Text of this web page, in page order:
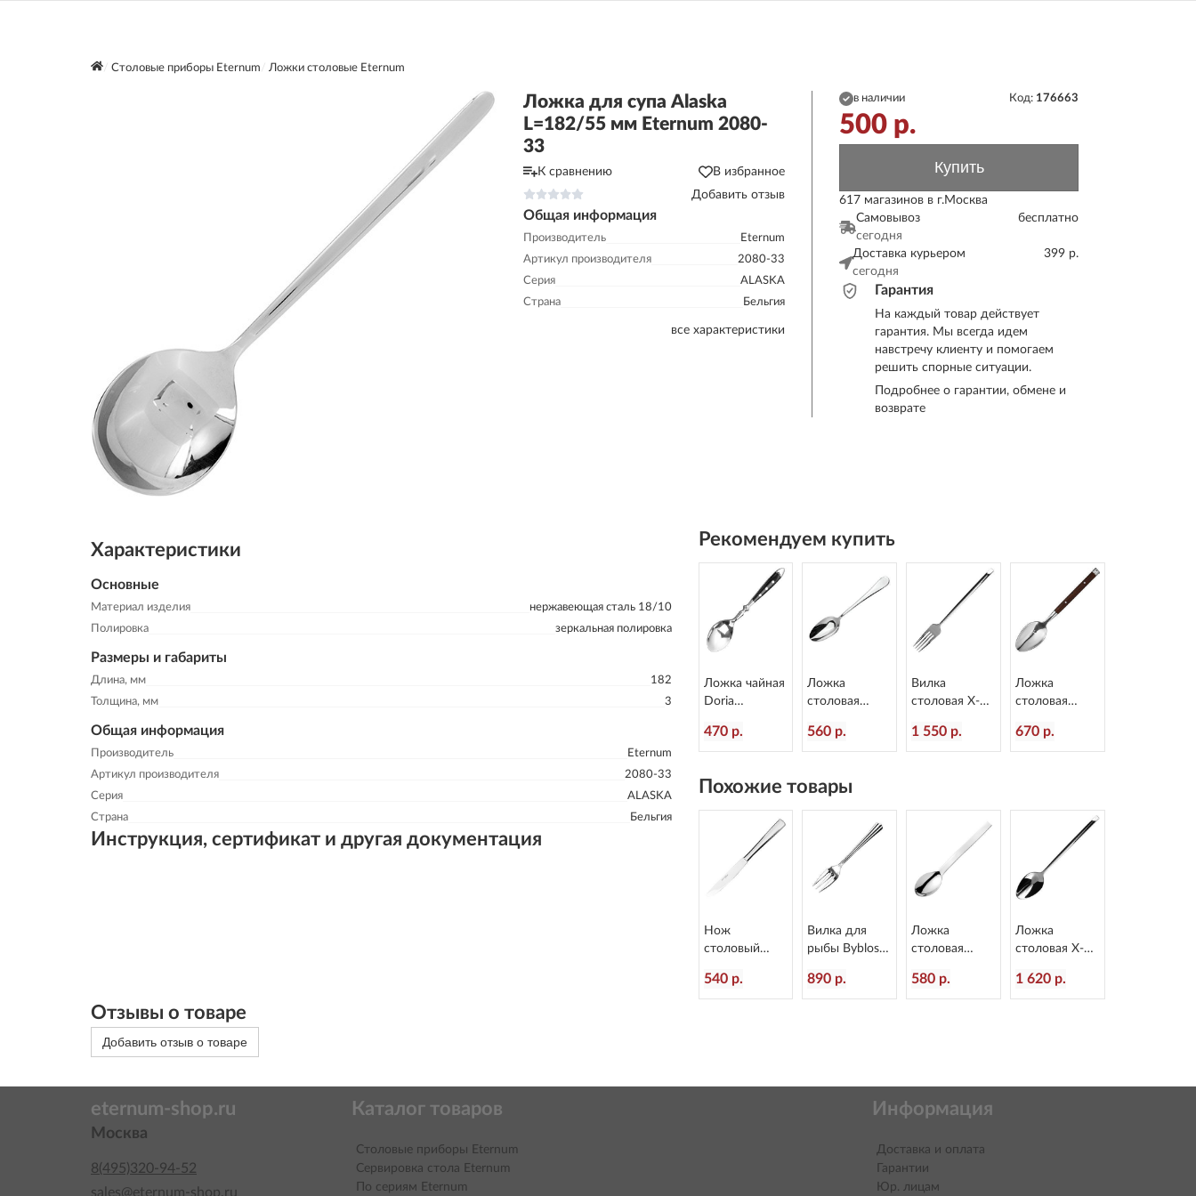
Столовые приборы Eternum Ложки столовые Eternum
Ложка для супа Alaska
L=182/55 мм Eternum 2080-
33
К сравнению
В избранное
Добавить отзыв
Общая информация
Производитель
Eternum
Артикул производителя
2080-33
Серия
ALASKA
Страна
Бельгия
все характеристики
в наличии Код: 176663
500 р.
Купить
617 магазинов в г.Москва
Самовывоз
сегодня
бесплатно
Доставка курьером
сегодня
399 р.
Гарантия
На каждый товар действует
гарантия. Мы всегда идем
навстречу клиенту и помогаем
решить спорные ситуации.
Подробнее о гарантии, обмене и
возврате
Характеристики
Основные
Материал изделия
нержавеющая сталь 18/10
Полировка
зеркальная полировка
Размеры и габариты
Длина, мм
182
Толщина, мм
3
Общая информация
Производитель
Eternum
Артикул производителя
2080-33
Серия
ALASKA
Страна
Бельгия
Инструкция, сертификат и другая документация
Рекомендуем купить
Ложка чайная
Doria
Eternum 8004-
3
470 р.
Ложка
столовая
L=207/70 мм
Eternum 1620-
560 р.
Вилка
столовая X-15
Eternum 1860-
1
1 550 р.
Ложка
столовая
пластиковая
ручка
2
670 р.
Похожие товары
Нож
столовый
L=236/120 мм
Eternum 3010-
540 р.
Вилка для
рыбы Byblos
Eternum 1840-
16
890 р.
Ложка
столовая
L=207/60 мм
Eternum 3020-
580 р.
Ложка
столовая X-15
Eternum 1860-
2
1 620 р.
Отзывы о товаре
Добавить отзыв о товаре
eternum-shop.ru
Москва
8(495)320-94-52
sales@eternum-shop.ru
Каталог товаров
Столовые приборы Eternum
Сервировка стола Eternum
По сериям Eternum
Информация
Доставка и оплата
Гарантии
Юр. лицам